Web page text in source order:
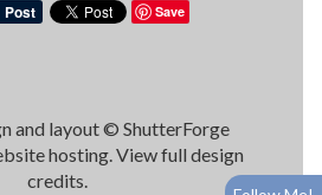
Save
and layout © ShutterForge
hosting.View full design
credits.